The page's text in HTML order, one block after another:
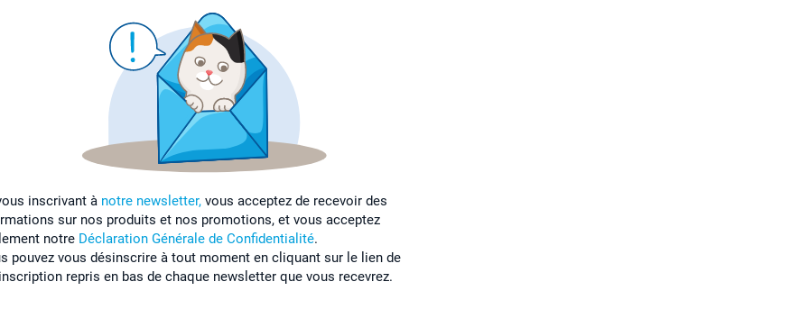
inscrivant à notre newsletter, vous acceptez de recevoir des
sur nos produits et nos promotions, et vous acceptez
notre Déclaration Générale de Confidentialité.
pouvez vous désinscrire à tout moment en cliquant sur le lien de
repris en bas de chaque newsletter que vous recevrez.